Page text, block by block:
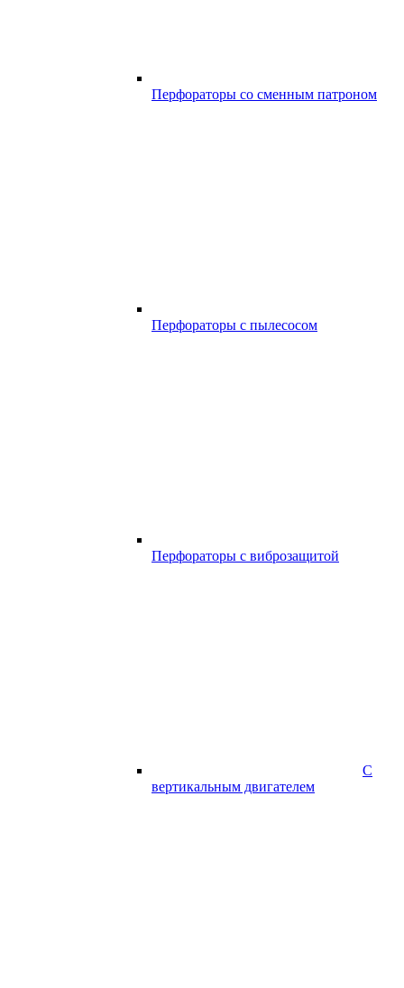
Перфораторы со сменным патроном
Перфораторы с пылесосом
Перфораторы с виброзащитой
С
вертикальным двигателем